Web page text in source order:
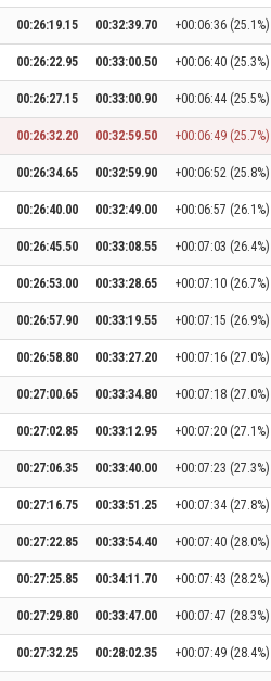
00:26:19.15 00:32:39.70 +00:06:36 (25.1%)
00:26:22.95 00:33:00.50 +00:06:40 (25.3%)
00:26:27.15 00:33:00.90 +00:06:44 (25.5%)
00:26:32.20 00:32:59.50 +00:06:49 (25.7%)
00:26:34.65 00:32:59.90 +00:06:52 (25.8%)
00:26:40.00 00:32:49.00 +00:06:57 (26.1%)
00:26:45.50 00:33:08.55 +00:07:03 (26.4%)
00:26:53.00 00:33:28.65 +00:07:10 (26.7%)
00:26:57.90 00:33:19.55 +00:07:15 (26.9%)
00:26:58.80 00:33:27.20 +00:07:16 (27.0%)
00:27:00.65 00:33:34.80 +00:07:18 (27.0%)
00:27:02.85 00:33:12.95 +00:07:20 (27.1%)
00:27:06.35 00:33:40.00 +00:07:23 (27.3%)
00:27:16.75 00:33:51.25 +00:07:34 (27.8%)
00:27:22.85 00:33:54.40 +00:07:40 (28.0%)
00:27:25.85 00:34:11.70 +00:07:43 (28.2%)
00:27:29.80 00:33:47.00 +00:07:47 (28.3%)
00:27:32.25 00:28:02.35 +00:07:49 (28.4%)